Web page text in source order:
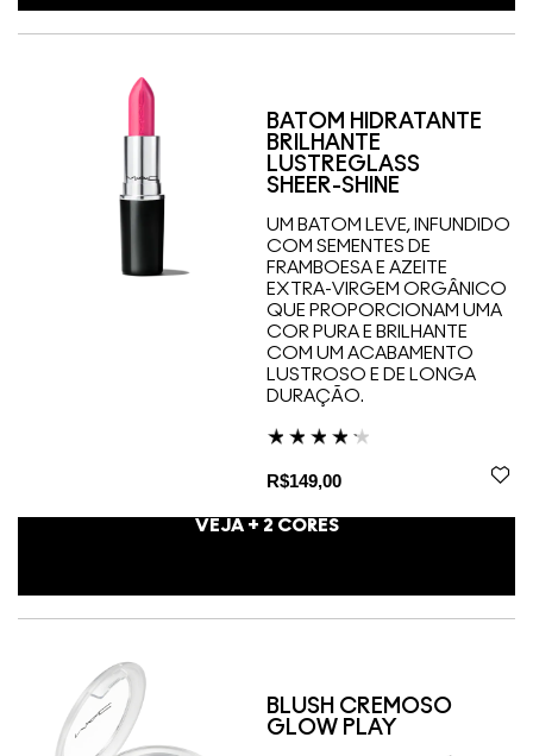
BATOM HIDRATANTE
BRILHANTE
LUSTREGLASS
SHEER-SHINE
UM BATOM LEVE, INFUNDIDO
COM SEMENTES DE
FRAMBOESA E AZEITE
EXTRA-VIRGEM ORGÂNICO
QUE PROPORCIONAM UMA
COR PURA E BRILHANTE
COM UM ACABAMENTO
LUSTROSO E DE LONGA
DURAÇÃO.
R$149,00
VEJA + 2 CORES
BLUSH CREMOSO
GLOW PLAY